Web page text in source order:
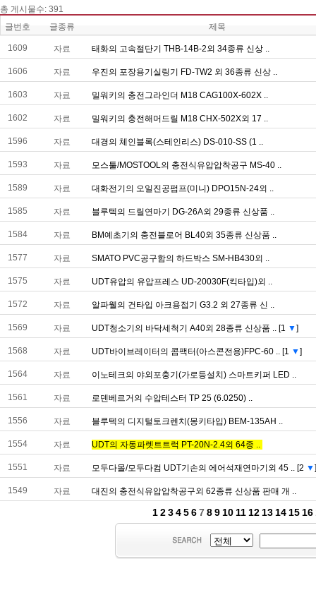
총게시물수:391
글번호
글종류 제목
1609 자료 태화의고속절단기THB-14B-2외34종류신상..
1606 자료 우진의포장용기실링기FD-TW2외36종류신상..
1603 자료 밀워키의충전그라인더M18CAG100X-602X..
1602 자료 밀워키의충전해머드릴M18CHX-502X외17..
1596 자료 대경의체인블록(스테인리스)DS-010-SS(1..
1593 자료 모스툴/MOSTOOL의충전식유압압착공구MS-40..
1589 자료 대화전기의오일진공펌프(미니)DPO15N-24외..
1585 자료 블루텍의드릴연마기DG-26A외29종류신상품..
1584 자료 BM예초기의충전블로어BL40외35종류신상품..
1577 자료 SMATOPVC공구함의하드박스SM-HB430외..
1575 자료 UDT유압의유압프레스UD-20030F(킥타입)외..
1572 자료 알파웰의건타입아크용접기G3.2외27종류신..
1569 자료 UDT청소기의바닥세척기A40외28종류신상품.. [1 ▼]
1568 자료 UDT바이브레이터의콤팩터(아스콘전용)FPC-60.. [1 ▼]
1564 자료 이노테크의야외포충기(가로등설치)스마트키퍼LED..
1561 자료 로덴베르거의수압테스터TP25(6.0250)..
1556 자료 블루텍의디지털토크렌치(몽키타입)BEM-135AH..
1554 자료 UDT의자동파렛트트럭PT-20N-2.4외64종..
1551 자료 모두다몰/모두다컴UDT기손의에어석재연마기외45.. [2 ▼]
1549 자료 대진의충전식유압압착공구외62종류신상품판매개..
1 2 3 4 5 6 7 8 9 10 11 12 13 14 15 16